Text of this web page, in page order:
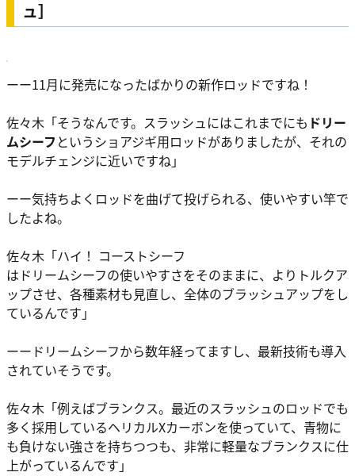
ュ］
ーー11月に発売になったばかりの新作ロッドですね！
佐々木 「そうなんです。スラッシュにはこれまでにも ドリー
ムシーフ というショアジギ用ロッドがありましたが、それの
モデルチェンジに近いですね」
ーー気持ちよくロッドを曲げて投げられる、使いやすい竿で
したよね。
佐々木 「ハイ！ コーストシーフ
はドリームシーフの使いやすさをそのままに、よりトルクア
ップさせ、各種素材も見直し、全体のブラッシュアップをし
ているんです」
ーードリームシーフから数年経ってますし、最新技術も導入
されていそうです。
佐々木 「例えばブランクス。最近のスラッシュのロッドでも
多く採用しているヘリカルXカーボンを使っていて、 青物に
も負けない強さを持ちつつも、非常に軽量なブランクスに仕
上がっているんです」